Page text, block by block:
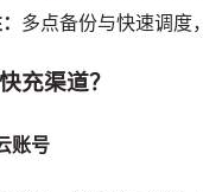
多点备份与快速调度
充渠道？
账号